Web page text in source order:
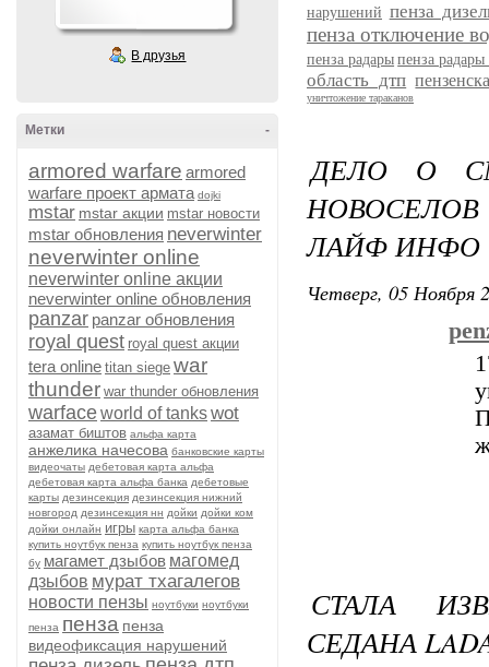
В друзья
-
Метки
armored warfare armored
warfare проект армата dojki
mstar mstar акции mstar новости
mstar обновления neverwinter
neverwinter online
neverwinter online акции
neverwinter online обновления
panzar panzar обновления
royal quest royal quest акции
tera online titan siege war
thunder war thunder обновления
warfaceworld of tankswot
азамат биштов альфа карта
анжелика начесова банковские карты
видеочаты дебетовая карта альфа
дебетовая карта альфа банка дебетовые
карты дезинсекция дезинсекция нижний
новгород дезинсекция нн дойки дойки ком
дойки онлайн игры карта альфа банка
купить ноутбук пенза купить ноутбук пенза
бу магамет дзыбов магомед
дзыбов мурат тхагалегов
новости пензы ноутбуки ноутбуки
пенза пенза пенза
видеофиксация нарушений
нарушений пенза
пенза отключение
пенза радары пенза
область дтп
уничтожение тараканов
ДЕЛО О
ЛАЙФ ИНФО
Четверг, 05 Ноября
СТАЛА
СЕДАНА